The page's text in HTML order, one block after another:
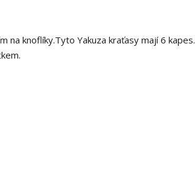
na knoflíky.Tyto Yakuza kraťasy mají 6 kapes.